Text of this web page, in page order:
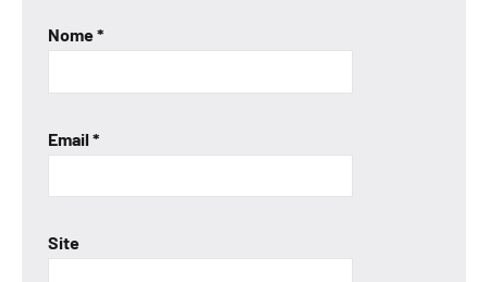
Nome*
Email *
Site